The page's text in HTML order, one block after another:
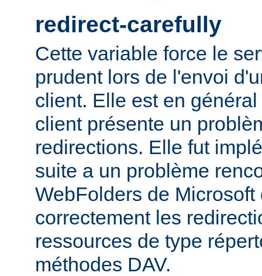
redirect-carefully
Cette variable force le
prudent lors de l'envoi
client. Elle est en
client présente un
redirections. Elle fut
suite a un problème
WebFolders de
correctement les
ressources de type
méthodes DAV.